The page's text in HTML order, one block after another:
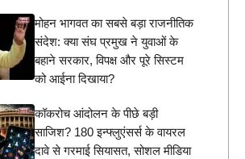
मोहन भागवत का सबसे बड़ा राजनीतिक
संदेश: क्या संघ प्रमुख ने युवाओं के
बहाने सरकार, विपक्ष और पूरे सिस्टम
को आईना दिखाया?
कॉकरोच आंदोलन के पीछे बड़ी
साजिश? 180 इन्फ्लुएंसर्स के वायरल
दावे से गरमाई सियासत, सोशल मीडिया